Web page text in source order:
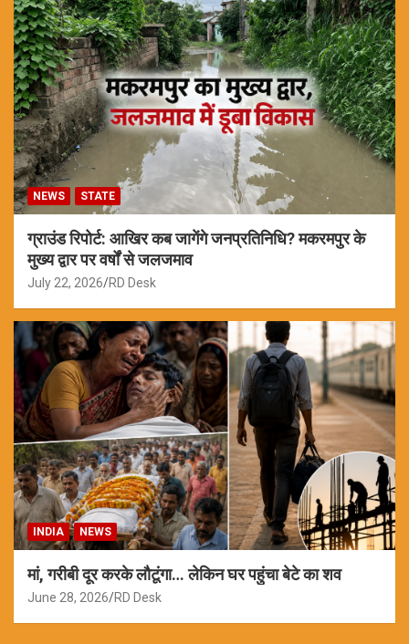
NEWS STATE
ग्राउंड रिपोर्ट: आखिर कब जागेंगे जनप्रतिनिधि? मकरमपुर के
मुख्य द्वार पर वर्षों से जलजमाव
July 22, 2026 RD Desk
INDIA NEWS
मां, गरीबी दूर करके लौटूंगा… लेकिन घर पहुंचा बेटे का शव
June 28, 2026 RD Desk